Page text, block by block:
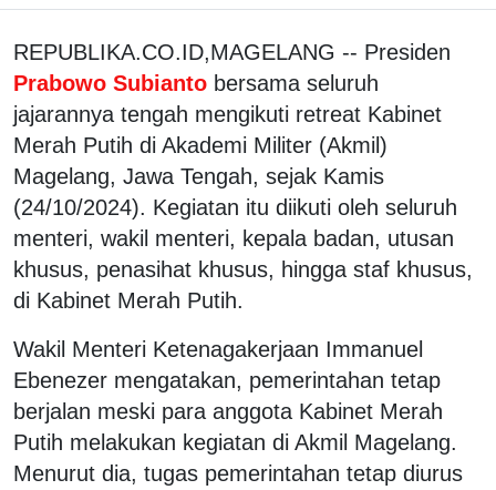
REPUBLIKA.CO.ID,MAGELANG -- Presiden
Prabowo Subianto bersama seluruh
jajarannya tengah mengikuti retreat Kabinet
Merah Putih di Akademi Militer (Akmil)
Magelang, Jawa Tengah, sejak Kamis
(24/10/2024). Kegiatan itu diikuti oleh seluruh
menteri, wakil menteri, kepala badan, utusan
khusus, penasihat khusus, hingga staf khusus,
di Kabinet Merah Putih.
Wakil Menteri Ketenagakerjaan Immanuel
Ebenezer mengatakan, pemerintahan tetap
berjalan meski para anggota Kabinet Merah
Putih melakukan kegiatan di Akmil Magelang.
Menurut dia, tugas pemerintahan tetap diurus